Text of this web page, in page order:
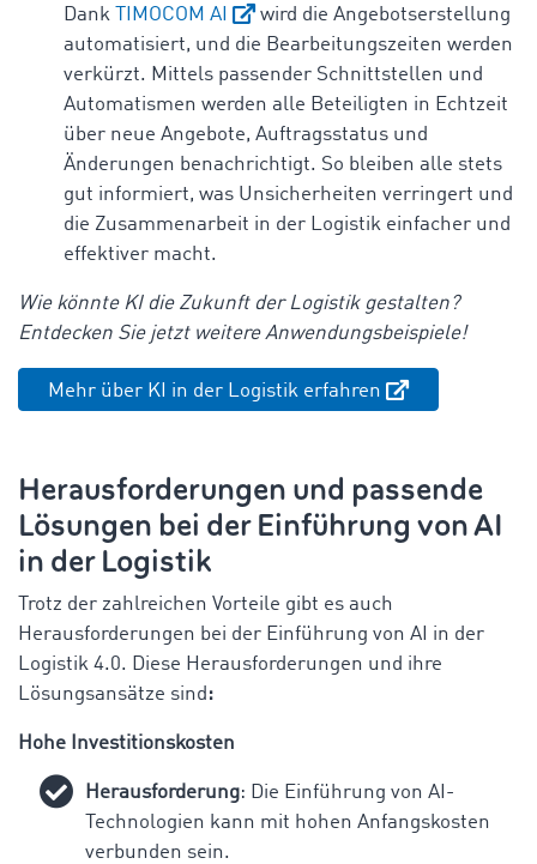
Dank
TIMOCOM AI
wird die Angebotserstellung
automatisiert, und die Bearbeitungszeiten werden
verkürzt. Mittels passender Schnittstellen und
Automatismen werden alle Beteiligten in Echtzeit
über neue Angebote, Auftragsstatus und
Änderungen benachrichtigt. So bleiben alle stets
gut informiert, was Unsicherheiten verringert und
die Zusammenarbeit in der Logistik einfacher und
effektiver macht.
Wie könnte KI die Zukunft der Logistik gestalten?
Entdecken Sie jetzt weitere Anwendungsbeispiele!
Mehr über KI in der Logistik erfahren
Herausforderungen und passende
Lösungen bei der Einführung von AI
in der Logistik
Trotz der zahlreichen Vorteile gibt es auch
Herausforderungen bei der Einführung von AI in der
Logistik 4.0. Diese Herausforderungen und ihre
Lösungsansätze sind :
Hohe Investitionskosten
Herausforderung: Die Einführung von AI-
Technologien kann mit hohen Anfangskosten
verbunden sein.